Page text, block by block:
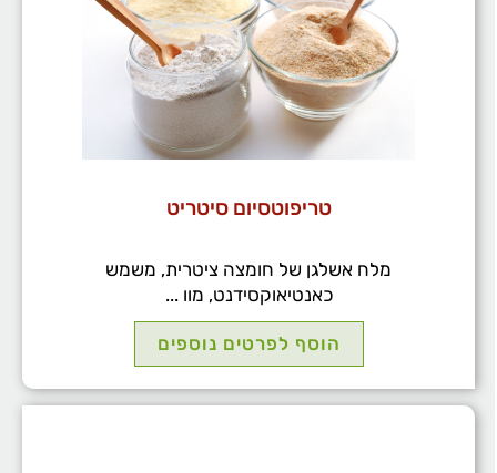
טריפוטסיום סיטריט
מלח אשלגן של חומצה ציטרית, משמש
כאנטיאוקסידנט, מוו ...
הוסף לפרטים נוספים